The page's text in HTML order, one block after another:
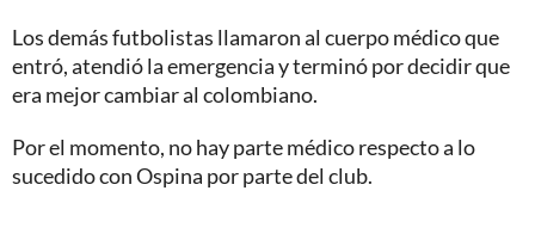
Los demás futbolistas llamaron al cuerpo médico que
entró, atendió la emergencia y terminó por decidir que
era mejor cambiar al colombiano.
Por el momento, no hay parte médico respecto a lo
sucedido con Ospina por parte del club.